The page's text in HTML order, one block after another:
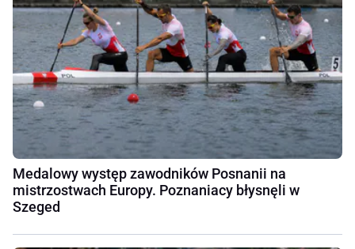
Medalowy występ zawodników Posnanii na
mistrzostwach Europy. Poznaniacy błysnęli w
Szeged